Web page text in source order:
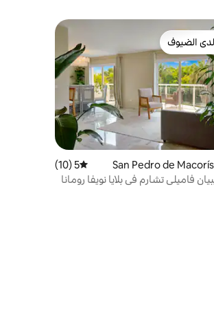
الضيوف
الضيوف
متوسط التقييم 5 من 5، 10 مراجعات
5 (10)
فاميلي تشارم في بلايا نويفا رومانا